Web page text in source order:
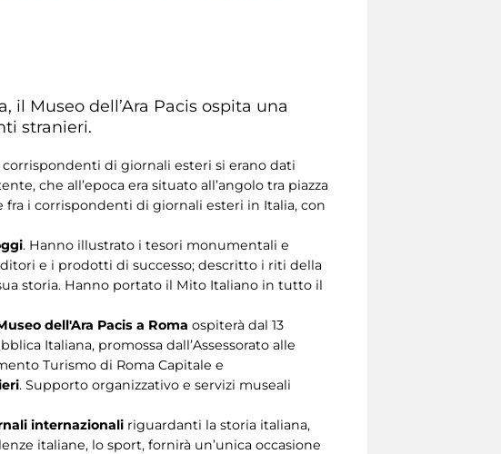
il Museo dell’Ara Pacis ospita una
stranieri.
di giornali esteri si erano dati
che all’epoca era situato all’angolo tra piazza
fra i corrispondenti di giornali esteri in Italia, con
. Hanno illustrato i tesori monumentali e
e i prodotti di successo; descritto i riti della
storia. Hanno portato il Mito Italiano in tutto il
dell'Ara Pacis a Roma ospiterà dal 13
Italiana, promossa dall’Assessorato alle
Turismo di Roma Capitale e
. Supporto organizzativo e servizi museali
internazionali riguardanti la storia italiana,
italiane, lo sport, fornirà un’unica occasione